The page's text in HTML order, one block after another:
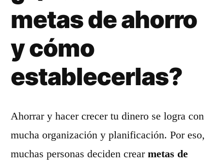
metas de ahorro
y cómo
establecerlas?
Ahorrar y hacer crecer tu dinero se logra con
mucha organización y planificación. Por eso,
muchas personas deciden crear metas de